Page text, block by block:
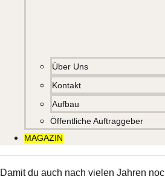
Über Uns
Kontakt
Aufbau
Öffentliche Auftraggeber
MAGAZIN
Damit du auch nach vielen Jahren